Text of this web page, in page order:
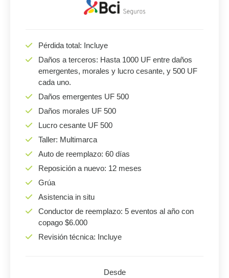
Pérdida total: Incluye
Daños a terceros: Hasta 1000 UF entre daños
emergentes, morales y lucro cesante, y 500 UF
cada uno.
Daños emergentes UF 500
Daños morales UF 500
Lucro cesante UF 500
Taller: Multimarca
Auto de reemplazo: 60 días
Reposición a nuevo: 12 meses
Grúa
Asistencia in situ
Conductor de reemplazo: 5 eventos al año con
copago $6.000
Revisión técnica: Incluye
Desde